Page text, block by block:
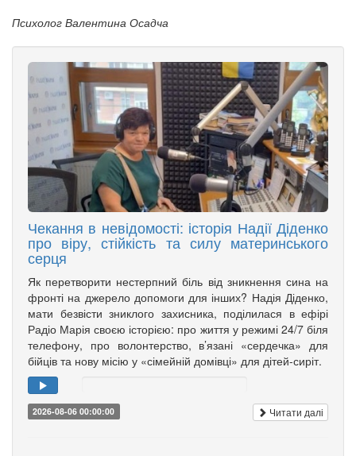
Психолог Валентина Осадча
Чекання в невідомості: історія Надії Діденко
про віру, стійкість та силу материнського
серця
Як перетворити нестерпний біль від зникнення сина на
фронті на джерело допомоги для інших? Надія Діденко,
мати безвісти зниклого захисника, поділилася в ефірі
Радіо Марія своєю історією: про життя у режимі 24/7 біля
телефону, про волонтерство, в’язані «сердечка» для
бійців та нову місію у «сімейній домівці» для дітей-сиріт.
2026-08-06 00:00:00 Читати далі